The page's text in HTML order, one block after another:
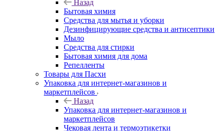
Назад
Бытовая химия
Средства для мытья и уборки
Дезинфицирующие средства и антисептики
Мыло
Средства для стирки
Бытовая химия для дома
Репелленты
Товары для Пасхи
Упаковка для интернет-магазинов и
маркетплейсов
Назад
Упаковка для интернет-магазинов и
маркетплейсов
Чековая лента и термоэтикетки